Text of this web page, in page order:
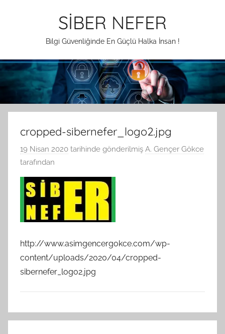
SİBER NEFER
Bilgi Güvenliğinde En Güçlü Halka İnsan !
cropped-sibernefer_logo2.jpg
19 Nisan 2020 tarihinde gönderilmiş A. Gençer Gökce
tarafından
http://www.asimgencergokce.com/wp-
content/uploads/2020/04/cropped-
sibernefer_logo2.jpg